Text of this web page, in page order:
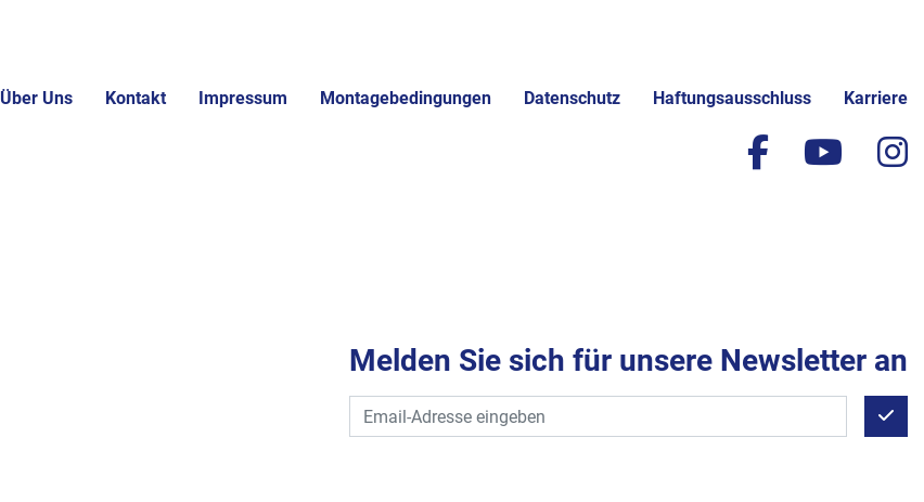
Über Uns Kontakt Impressum Montagebedingungen Datenschutz Haftungsausschluss Karriere
facebook
Melden Sie sich für unsere Newsletter an